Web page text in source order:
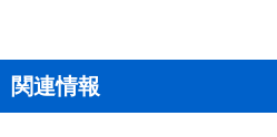
関連情報